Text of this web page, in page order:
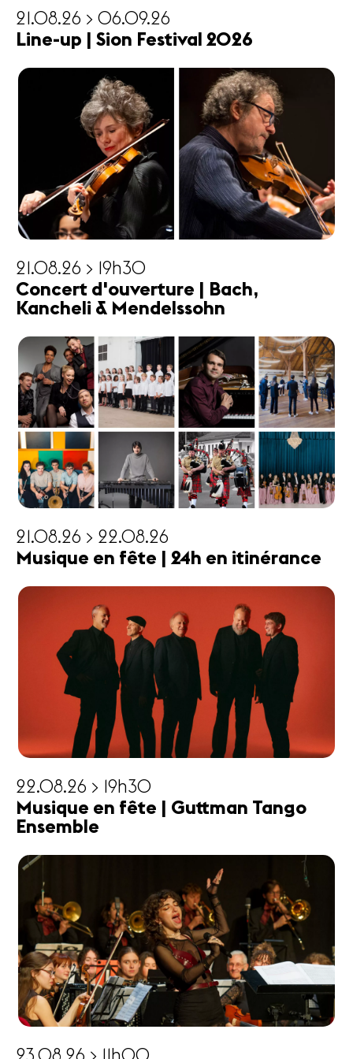
21.08.26 > 06.09.26
Line-up | Sion Festival 2026
21.08.26 > 19h30
Concert d'ouverture | Bach,
Kancheli & Mendelssohn
21.08.26 > 22.08.26
Musique en fête | 24h en itinérance
22.08.26 > 19h30
Musique en fête | Guttman Tango
Ensemble